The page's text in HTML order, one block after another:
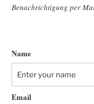
Benach­rich­ti­gung per
Name
Email